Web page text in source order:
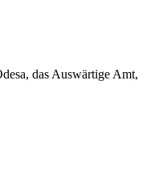
das Auswärtige Amt,